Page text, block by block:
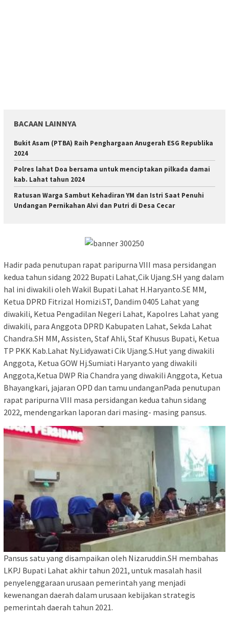
BACAAN LAINNYA
Bukit Asam (PTBA) Raih Penghargaan Anugerah ESG Republika
2024
Polres lahat Doa bersama untuk menciptakan pilkada damai
kab. Lahat tahun 2024
Ratusan Warga Sambut Kehadiran YM dan Istri Saat Penuhi
Undangan Pernikahan Alvi dan Putri di Desa Cecar
Hadir pada penutupan rapat paripurna VIII masa persidangan
kedua tahun sidang 2022 Bupati Lahat,Cik Ujang.SH yang dalam
hal ini diwakili oleh Wakil Bupati Lahat H.Haryanto.SE MM,
Ketua DPRD Fitrizal Homizi.ST, Dandim 0405 Lahat yang
diwakili, Ketua Pengadilan Negeri Lahat, Kapolres Lahat yang
diwakili, para Anggota DPRD Kabupaten Lahat, Sekda Lahat
Chandra.SH MM, Assisten, Staf Ahli, Staf Khusus Bupati, Ketua
TP PKK Kab.Lahat Ny.Lidyawati Cik Ujang.S.Hut yang diwakili
Anggota, Ketua GOW Hj.Sumiati Haryanto yang diwakili
Anggota,Ketua DWP Ria Chandra yang diwakili Anggota, Ketua
Bhayangkari, jajaran OPD dan tamu undanganPada penutupan
rapat paripurna VIII masa persidangan kedua tahun sidang
2022, mendengarkan laporan dari masing- masing pansus.
Pansus satu yang disampaikan oleh Nizaruddin.SH membahas
LKPJ Bupati Lahat akhir tahun 2021, untuk masalah hasil
penyelenggaraan urusaan pemerintah yang menjadi
kewenangan daerah dalam urusaan kebijakan strategis
pemerintah daerah tahun 2021.